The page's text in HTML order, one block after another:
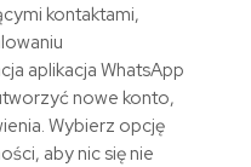
kontaktami,
aplikacja WhatsApp
nowe konto,
Wybierz opcję
aby nic się nie